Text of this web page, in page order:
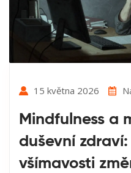
15 května 2026
Mindfulness a
duševní
všímavosti